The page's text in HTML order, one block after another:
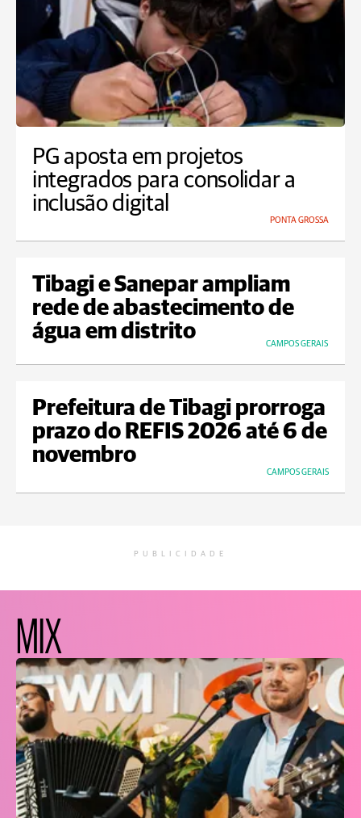
PG aposta em projetos
integrados para consolidar a
inclusão digital
PONTA GROSSA
Tibagi e Sanepar ampliam
rede de abastecimento de
água em distrito
CAMPOS GERAIS
Prefeitura de Tibagi prorroga
prazo do REFIS 2026 até 6 de
novembro
CAMPOS GERAIS
PUBLICIDADE
MIX